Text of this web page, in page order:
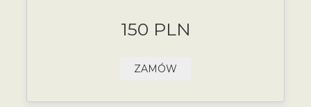
150 PLN
ZAMÓW